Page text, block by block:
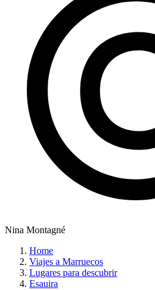
Nina Montagné
Home
Viajes a Marruecos
Lugares para descubrir
Esauira